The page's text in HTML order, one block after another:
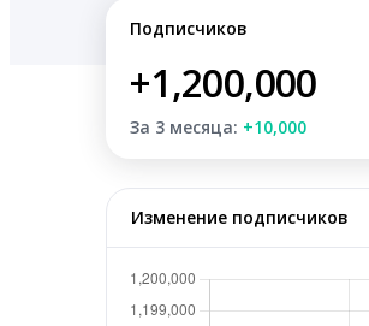
Подписчиков
+1,200,000
За 3 месяца: +10,000
Изменение подписчиков